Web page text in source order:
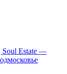
Soul Estate —